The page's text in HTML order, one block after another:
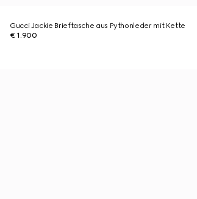
Gucci Jackie Brieftasche aus Pythonleder mit Kette
€ 1.900